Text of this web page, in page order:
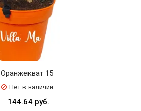
Оранжекват 15
Нет в наличии
144.64 руб.